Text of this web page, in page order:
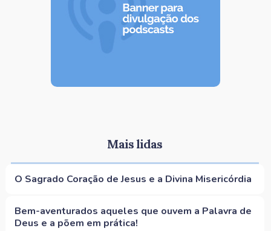
Mais lidas
O Sagrado Coração de Jesus e a Divina Misericórdia
Bem-aventurados aqueles que ouvem a Palavra de
Deus e a põem em prática!